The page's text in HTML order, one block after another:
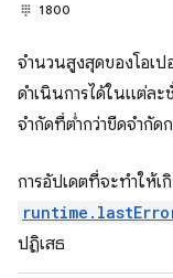
1800
จำนวนสูงสุดของโอเป
ดำเนินการได้ในแต่ละ
จำกัดที่ต่ำกว่าขีดจำกัด
การอัปเดตที่จะทำให้
ปฏิเสธ